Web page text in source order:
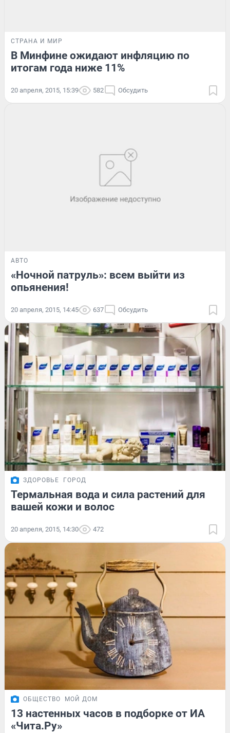
СТРАНА И МИР
В Минфине ожидают инфляцию по
итогам года ниже 11%
20 апреля, 2015, 15:39 582 Обсудить
АВТО
«Ночной патруль»: всем выйти из
опьянения!
20 апреля, 2015, 14:45 637 Обсудить
ЗДОРОВЬЕ ГОРОД
Термальная вода и сила растений для
вашей кожи и волос
20 апреля, 2015, 14:30 472
ОБЩЕСТВО МОЙ ДОМ
13 настенных часов в подборке от ИА
«Чита.Ру»